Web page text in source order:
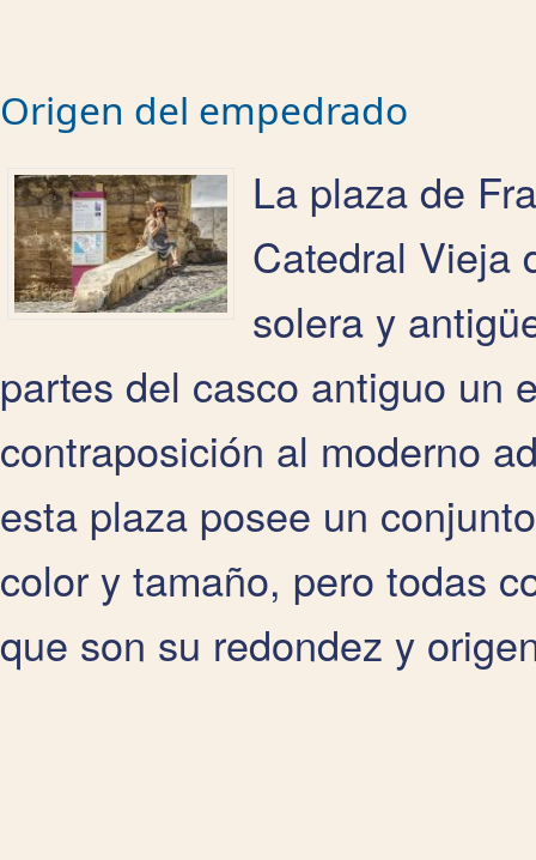
Origen del empedrado
La plaza de
Catedral Vieja
solera y
partes del casco antiguo un
contraposición al moderno
esta plaza posee un
color y tamaño, pero todas
que son su redondez y